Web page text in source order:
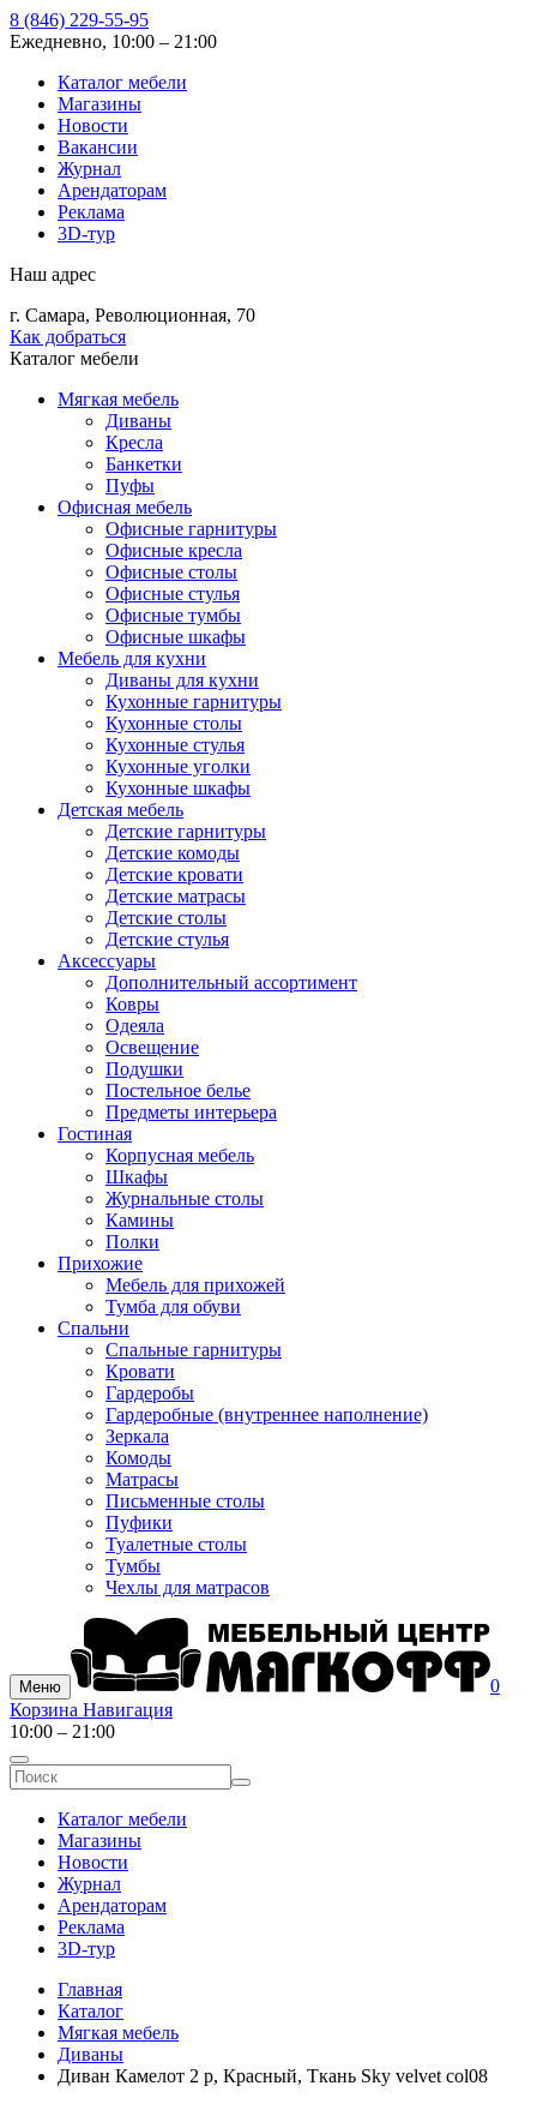
8 (846) 229-55-95
Ежедневно, 10:00 – 21:00
Каталог мебели
Магазины
Новости
Вакансии
Журнал
Арендаторам
Реклама
3D-тур
Наш адрес
г. Самара, Революционная, 70
Как добраться
Каталог мебели
Мягкая мебель
Диваны
Кресла
Банкетки
Пуфы
Офисная мебель
Офисные гарнитуры
Офисные кресла
Офисные столы
Офисные стулья
Офисные тумбы
Офисные шкафы
Мебель для кухни
Диваны для кухни
Кухонные гарнитуры
Кухонные столы
Кухонные стулья
Кухонные уголки
Кухонные шкафы
Детская мебель
Детские гарнитуры
Детские комоды
Детские кровати
Детские матрасы
Детские столы
Детские стулья
Аксессуары
Дополнительный ассортимент
Ковры
Одеяла
Освещение
Подушки
Постельное белье
Предметы интерьера
Гостиная
Корпусная мебель
Шкафы
Журнальные столы
Камины
Полки
Прихожие
Мебель для прихожей
Тумба для обуви
Спальни
Спальные гарнитуры
Кровати
Гардеробы
Гардеробные (внутреннее наполнение)
Зеркала
Комоды
Матрасы
Письменные столы
Пуфики
Туалетные столы
Тумбы
Чехлы для матрасов
Меню
0
Корзина Навигация
10:00 – 21:00
Каталог мебели
Магазины
Новости
Журнал
Арендаторам
Реклама
3D-тур
Главная
Каталог
Мягкая мебель
Диваны
Диван Камелот 2 р, Красный, Ткань Sky velvet col08